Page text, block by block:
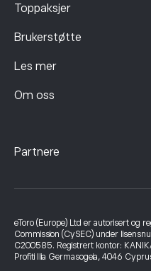
Toppaksjer
Brukerstøtte
Les mer
Om oss
Partnere
eToro (Europe) Ltd er autorisert og
Commission (CySEC) under
C200585. Registrert kontor:
Profiti Ilia Germasogeia, 4046